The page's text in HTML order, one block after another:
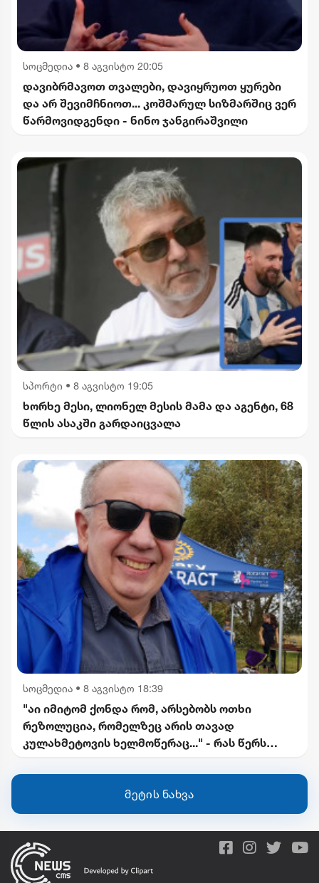
სოცმედია • 8 აგვისტო 20:05
დავიბრმავოთ თვალები, დავიყრუოთ ყურები
და არ შევიმჩნიოთ... კოშმარულ სიზმარშიც ვერ
წარმოვიდგენდი - ნინო ჯანგირაშვილი
სპორტი • 8 აგვისტო 19:05
ხორხე მესი, ლიონელ მესის მამა და აგენტი, 68
წლის ასაკში გარდაიცვალა
სოცმედია • 8 აგვისტო 18:39
"აი იმიტომ ქონდა რომ, არსებობს ოთხი
რეზოლუცია, რომელზეც არის თავად
კულახმეტოვის ხელმოწერაც..." - რას წერს
მეტის ნახვა